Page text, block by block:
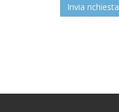
Invia richiesta